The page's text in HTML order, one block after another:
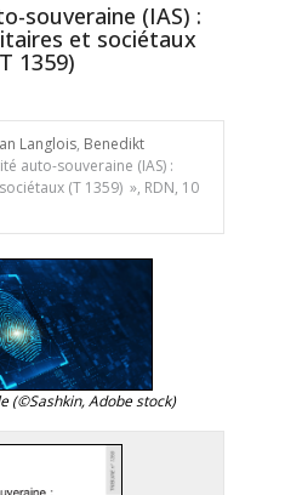
souveraine (IAS) :
et sociétaux
1359)
Langlois, Benedikt
auto-souveraine (IAS) :
(T 1359) », RDN, 10
(©Sashkin, Adobe stock)